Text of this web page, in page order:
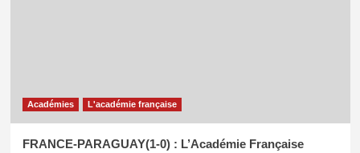
Académies L'académie française
FRANCE-PARAGUAY(1-0) : L’Académie Française